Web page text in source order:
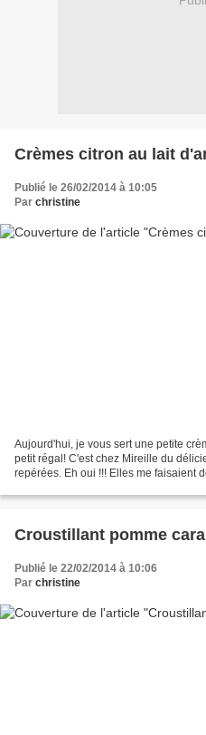
Crèmes citron au lait
Publié le 26/02/2014 à 10:05
Par christine
Aujourd'hui, je vous sert une petite
petit régal! C'est chez Mireille du
repérées. Eh oui !!! Elles me faisaient
Croustillant pomme
Publié le 22/02/2014 à 10:06
Par christine